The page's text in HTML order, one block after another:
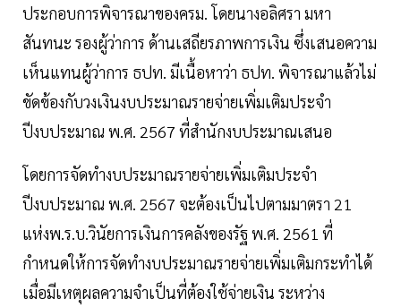
ประกอบการพิจารณาของครม. โดยนางอลิศรา มหา
สันทนะ รองผู้ว่าการ ด้านเสถียรภาพการเงิน ซึ่งเสนอความ
เห็นแทนผู้ว่าการ ธปท. มีเนื้อหาว่า ธปท. พิจารณาแล้วไม่
ขัดข้องกับวงเงินงบประมาณรายจ่ายเพิ่มเติมประจำ
ปีงบประมาณ พ.ศ. 2567 ที่สำนักงบประมาณเสนอ
โดยการจัดทำงบประมาณรายจ่ายเพิ่มเติมประจำ
ปีงบประมาณ พ.ศ. 2567 จะต้องเป็นไปตามมาตรา 21
แห่งพ.ร.บ.วินัยการเงินการคลังของรัฐ พ.ศ. 2561 ที่
กำหนดให้การจัดทำงบประมาณรายจ่ายเพิ่มเติมกระทำได้
เมื่อมีเหตุผลความจำเป็นที่ต้องใช้จ่ายเงิน ระหว่าง